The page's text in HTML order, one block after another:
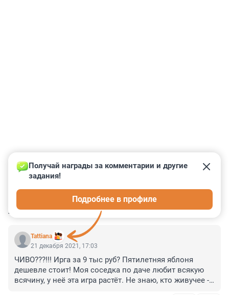
КОММЕНТАРИИ 4
Tattiana
Получай награды за комментарии и другие
задания!
Подробнее в профиле
21 декабря 2021, 17:03
ЧИВО???!!! Ирга за 9 тыс руб? Пятилетняя яблоня
дешевле стоит! Моя соседка по даче любит всякую
всячину, у неё эта игра растёт. Не знаю, кто живучее -